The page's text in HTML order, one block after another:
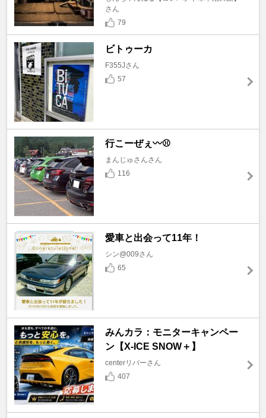
さん
79
ビトゥーカ
F355Jさん
57
行こーぜぇ〰️⚾
まんじゅさんさん
116
愛車と出会って11年！
シン@009さん
65
みんカラ：モニターキャンペー
ン【X-ICE SNOW＋】
centerリバーさん
407